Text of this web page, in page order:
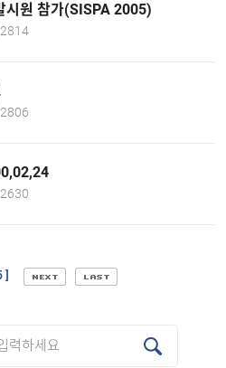
시원 참가(SISPA 2005)
]